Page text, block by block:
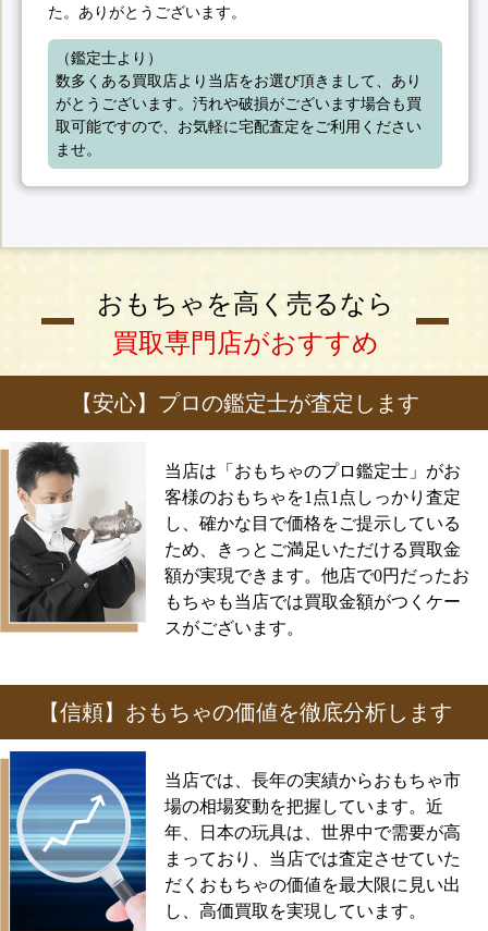
た。ありがとうございます。
（鑑定士より）
数多くある買取店より当店をお選び頂きまして、あり
がとうございます。汚れや破損がございます場合も買
取可能ですので、お気軽に宅配査定をご利用ください
ませ。
おもちゃを高く売るなら
買取専門店がおすすめ
【安心】プロの鑑定士が査定します
当店は「おもちゃのプロ鑑定士」がお
客様のおもちゃを1点1点しっかり査定
し、確かな目で価格をご提示している
ため、きっとご満足いただける買取金
額が実現できます。他店で0円だったお
もちゃも当店では買取金額がつくケー
スがございます。
【信頼】おもちゃの価値を徹底分析します
当店では、長年の実績からおもちゃ市
場の相場変動を把握しています。近
年、日本の玩具は、世界中で需要が高
まっており、当店では査定させていた
だくおもちゃの価値を最大限に見い出
し、高価買取を実現しています。